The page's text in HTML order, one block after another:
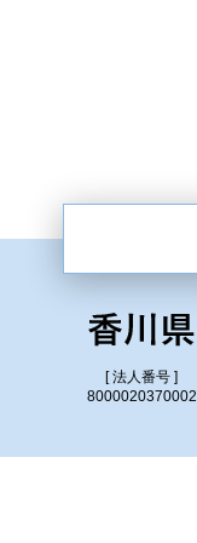
[ 法人番号 ]
8000020370002